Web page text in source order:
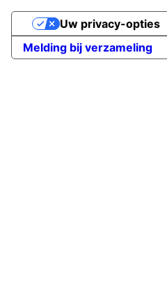
Melding bij verzameling
Uw privacy-opties